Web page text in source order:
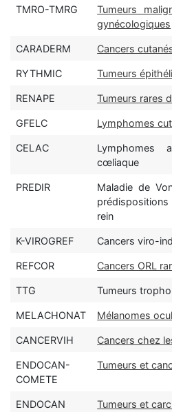
TMRO-TMRG
Tumeurs
gynécologiques
CARADERM Cancers
RYTHMIC Tumeurs
RENAPE Tumeurs rares
GFELC Lymphomes
CELAC
Lymphomes
cœliaque
PREDIR
Maladie de
rein
K-VIROGREF Cancers viro-
REFCOR Cancers ORL
TTG Tumeurs
MELACHONAT Mélanomes
CANCERVIH Cancers chez
ENDOCAN-
COMETE
Tumeurs et
ENDOCAN
Tumeurs et